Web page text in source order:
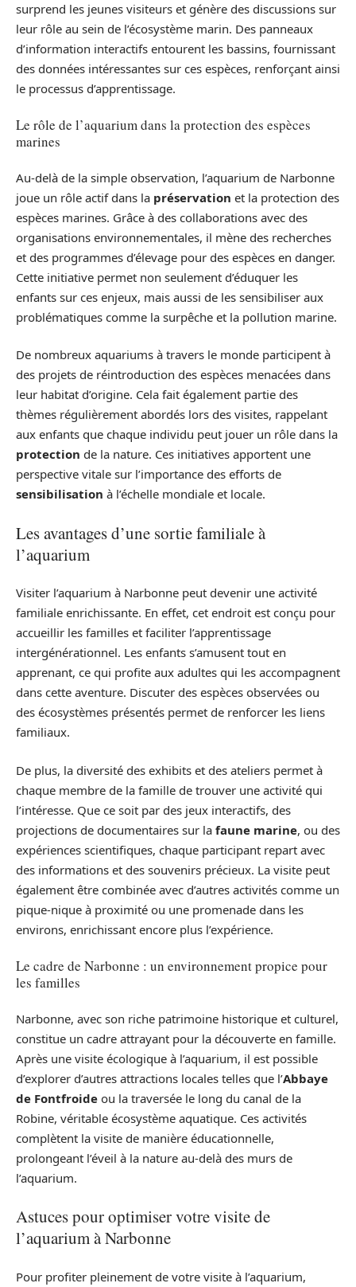
surprend les jeunes visiteurs et génère des discussions sur
leur rôle au sein de l’écosystème marin. Des panneaux
d’information interactifs entourent les bassins, fournissant
des données intéressantes sur ces espèces, renforçant ainsi
le processus d’apprentissage.
Le rôle de l’aquarium dans la protection des espèces
marines
Au-delà de la simple observation, l’aquarium de Narbonne
joue un rôle actif dans la préservation et la protection des
espèces marines. Grâce à des collaborations avec des
organisations environnementales, il mène des recherches
et des programmes d’élevage pour des espèces en danger.
Cette initiative permet non seulement d’éduquer les
enfants sur ces enjeux, mais aussi de les sensibiliser aux
problématiques comme la surpêche et la pollution marine.
De nombreux aquariums à travers le monde participent à
des projets de réintroduction des espèces menacées dans
leur habitat d’origine. Cela fait également partie des
thèmes régulièrement abordés lors des visites, rappelant
aux enfants que chaque individu peut jouer un rôle dans la
protection de la nature. Ces initiatives apportent une
perspective vitale sur l’importance des efforts de
sensibilisation à l’échelle mondiale et locale.
Les avantages d’une sortie familiale à
l’aquarium
Visiter l’aquarium à Narbonne peut devenir une activité
familiale enrichissante. En effet, cet endroit est conçu pour
accueillir les familles et faciliter l’apprentissage
intergénérationnel. Les enfants s’amusent tout en
apprenant, ce qui profite aux adultes qui les accompagnent
dans cette aventure. Discuter des espèces observées ou
des écosystèmes présentés permet de renforcer les liens
familiaux.
De plus, la diversité des exhibits et des ateliers permet à
chaque membre de la famille de trouver une activité qui
l’intéresse. Que ce soit par des jeux interactifs, des
projections de documentaires sur la faune marine, ou des
expériences scientifiques, chaque participant repart avec
des informations et des souvenirs précieux. La visite peut
également être combinée avec d’autres activités comme un
pique-nique à proximité ou une promenade dans les
environs, enrichissant encore plus l’expérience.
Le cadre de Narbonne : un environnement propice pour
les familles
Narbonne, avec son riche patrimoine historique et culturel,
constitue un cadre attrayant pour la découverte en famille.
Après une visite écologique à l’aquarium, il est possible
d’explorer d’autres attractions locales telles que l’Abbaye
de Fontfroide ou la traversée le long du canal de la
Robine, véritable écosystème aquatique. Ces activités
complètent la visite de manière éducationnelle,
prolongeant l’éveil à la nature au-delà des murs de
l’aquarium.
Astuces pour optimiser votre visite de
l’aquarium à Narbonne
Pour profiter pleinement de votre visite à l’aquarium,